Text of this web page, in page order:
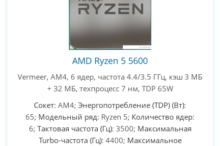
AMD Ryzen 5 5600
Vermeer, AM4, 6 ядер, частота 4.4/3.5 ГГц, кэш 3 МБ
+ 32 МБ, техпроцесс 7 нм, TDP 65W
Сокет: AM4; Энергопотребление (TDP) (Вт):
65; Модельный ряд: Ryzen 5; Количество ядер:
6; Тактовая частота (Гц): 3500; Максимальная
Turbo-частота (Гц): 4400; Максимальное